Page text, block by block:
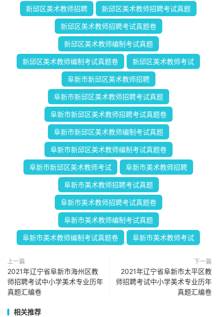
新邱区美术教师招聘 新邱区美术教师招聘考试真题
新邱区美术教师招聘考试真题卷
新邱区美术教师编制考试真题
新邱区美术教师编制考试真题卷 新邱区美术教师考试
阜新市新邱区美术教师招聘
阜新市新邱区美术教师招聘考试真题
阜新市新邱区美术教师招聘考试真题卷
阜新市新邱区美术教师编制考试真题
阜新市新邱区美术教师编制考试真题卷
阜新市新邱区美术教师考试 阜新市美术教师招聘
阜新市美术教师招聘考试真题
阜新市美术教师招聘考试真题卷
阜新市美术教师编制考试真题
阜新市美术教师编制考试真题卷 阜新市美术教师考试
上一篇
2021年辽宁省阜新市海州区教
师招聘考试中小学美术专业历年
真题汇编卷
下一篇
2021年辽宁省阜新市太平区教
师招聘考试中小学美术专业历年
真题汇编卷
相关推荐